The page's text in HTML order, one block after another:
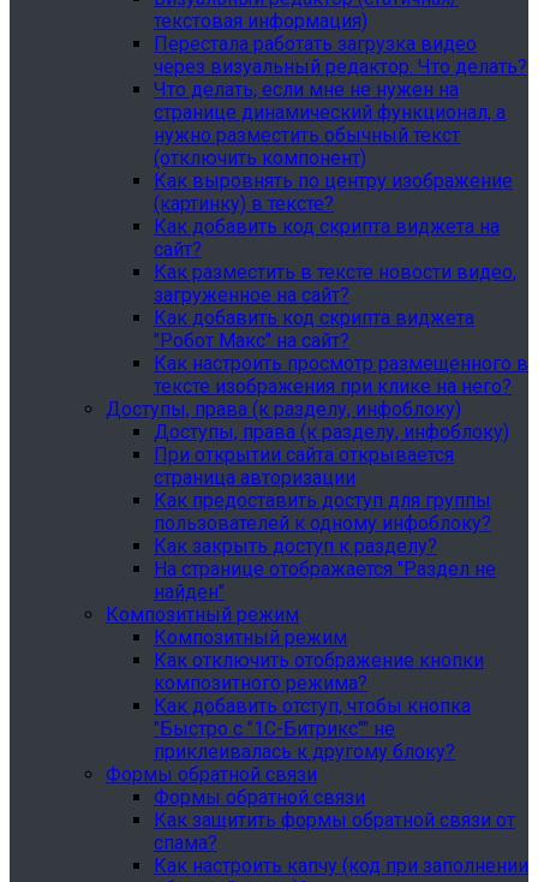
текстовая информация)
Перестала работать загрузка видео
через визуальный редактор. Что делать?
Что делать, если мне не нужен на
странице динамический функционал, а
нужно разместить обычный текст
(отключить компонент)
Как выровнять по центру изображение
(картинку) в тексте?
Как добавить код скрипта виджета на
сайт?
Как разместить в тексте новости видео,
загруженное на сайт?
Как добавить код скрипта виджета
"Робот Макс" на сайт?
Как настроить просмотр размещенного в
тексте изображения при клике на него?
Доступы, права (к разделу, инфоблоку)
Доступы, права (к разделу, инфоблоку)
При открытии сайта открывается
страница авторизации
Как предоставить доступ для группы
пользователей к одному инфоблоку?
Как закрыть доступ к разделу?
На странице отображается "Раздел не
найден"
Композитный режим
Композитный режим
Как отключить отображение кнопки
композитного режима?
Как добавить отступ, чтобы кнопка
"Быстро с "1С-Битрикс"" не
приклеивалась к другому блоку?
Формы обратной связи
Формы обратной связи
Как защитить формы обратной связи от
спама?
Как настроить капчу (код при заполнении